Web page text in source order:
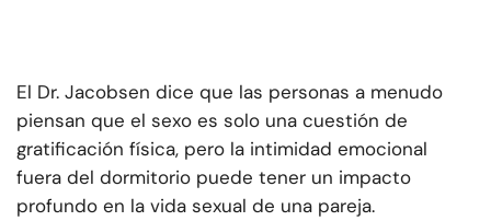
El Dr. Jacobsen dice que las personas a menudo
piensan que el sexo es solo una cuestión de
gratificación física, pero la intimidad emocional
fuera del dormitorio puede tener un impacto
profundo en la vida sexual de una pareja.